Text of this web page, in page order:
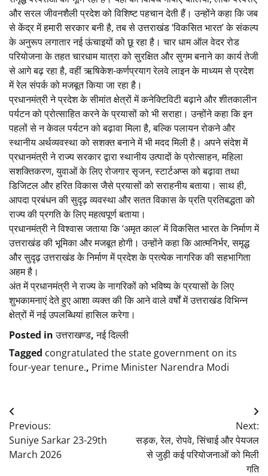
और सरल जीवनशैली प्रदेश को विशिष्ट पहचान देती हैं। उन्होंने कहा कि जब
से केंद्र में हमारी सरकार बनी है, तब से उत्तराखंड ‘विकसित भारत’ के संकल्प
के अनुरूप लगातार नई ऊंचाइयों को छू रहा है। चार धाम ऑल वेदर रोड
परियोजना के तहत चारधाम यात्रा को सुरक्षित और सुगम बनाने का कार्य तेजी
से आगे बढ़ रहा है, वहीं ऋषिकेश-कर्णप्रयाग रेलवे लाइन के माध्यम से प्रदेश
में रेल संपर्क को मजबूत किया जा रहा है।
प्रधानमंत्री ने प्रदेश के सीमांत क्षेत्रों में कनेक्टिविटी बढ़ाने और शीतकालीन
पर्यटन को प्रोत्साहित करने के प्रयासों को भी सराहा। उन्होंने कहा कि इन
पहलों से न केवल पर्यटन को बढ़ावा मिला है, बल्कि पलायन रोकने और
स्थानीय अर्थव्यवस्था को सशक्त बनाने में भी मदद मिली है। अपने संदेश में
प्रधानमंत्री ने राज्य सरकार द्वारा स्थानीय उत्पादों के प्रोत्साहन, महिला
सशक्तिकरण, युवाओं के लिए रोजगार सृजन, स्टार्टअप्स को बढ़ावा तथा
डिजिटल और हरित विकास जैसे प्रयासों को सराहनीय बताया। साथ ही,
आपदा प्रबंधन की सुदृढ़ व्यवस्था और सतत विकास के प्रति प्रतिबद्धता को
राज्य की प्रगति के लिए महत्वपूर्ण बताया।
प्रधानमंत्री ने विश्वास जताया कि ‘अमृत काल’ में विकसित भारत के निर्माण में
उत्तराखंड की भूमिका और मजबूत होगी। उन्होंने कहा कि आत्मनिर्भर, समृद्ध
और सुदृढ़ उत्तराखंड के निर्माण में प्रदेश के प्रत्येक नागरिक की सहभागिता
अहम है।
अंत में प्रधानमंत्री ने राज्य के नागरिकों को भविष्य के प्रयासों के लिए
शुभकामनाएं देते हुए आशा व्यक्त की कि आने वाले वर्षों में उत्तराखंड विभिन्न
क्षेत्रों में नई उपलब्धियां हासिल करेगा।
Posted inउत्तराखण्ड,नई दिल्ली
Tagged congratulated the state government on its
four-year tenure., Prime Minister Narendra Modi
Post
navigation
Previous:
Suniye Sarkar 23-29th
March 2026
Next:
सड़क, रेल, रोपवे, सिंचाई और पेयजल
से जुड़ी कई परियोजनाओं को मिली
गति